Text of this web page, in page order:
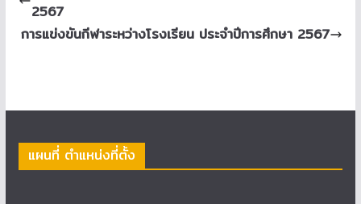
2567
การแข่งขันกีฬาระหว่างโรงเรียน ประจำปีการศึกษา 2567
แผนที่ ตำแหน่งที่ตั้ง